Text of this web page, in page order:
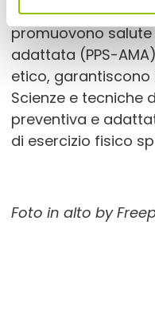
Le Palestre e
promuovono
adattata (PPS-
etico, garantiscono
Scienze e tecniche
preventiva e
di esercizio fisico
Foto in alto by